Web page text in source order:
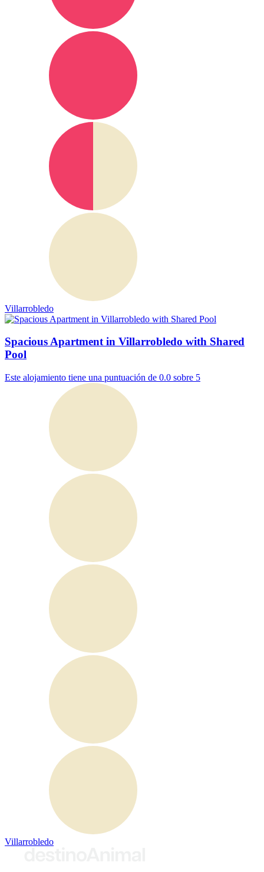
Villarrobledo
Spacious Apartment in Villarrobledo with Shared
Pool
Este alojamiento tiene una puntuación de 0.0 sobre 5
Villarrobledo